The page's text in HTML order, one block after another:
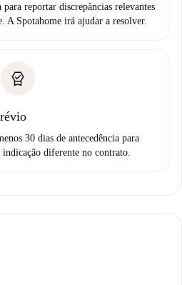
para reportar discrepâncias relevantes
A Spotahome irá ajudar a resolver.
30 dias de antecedência para
diferente no contrato.